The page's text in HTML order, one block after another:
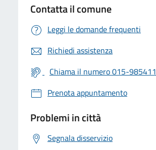
Contatta il comune
Leggi le domande frequenti
Richiedi assistenza
Chiama il numero 015-985411
Prenota appuntamento
Problemi in città
Segnala disservizio